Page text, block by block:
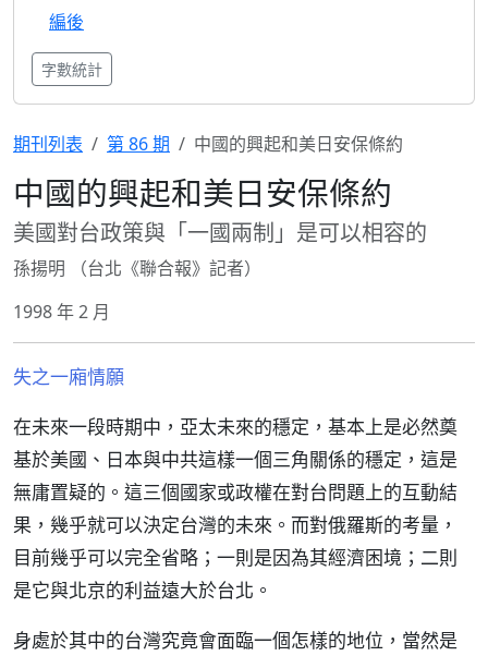
編後
字數統計
期刊列表 第 86 期 中國的興起和美日安保條約
中國的興起和美日安保條約
美國對台政策與「一國兩制」是可以相容的
孫揚明 （台北《聯合報》記者）
1998 年 2 月
失之一廂情願
在未來一段時期中，亞太未來的穩定，基本上是必然奠
基於美國、日本與中共這樣一個三角關係的穩定，這是
無庸置疑的。這三個國家或政權在對台問題上的互動結
果，幾乎就可以決定台灣的未來。而對俄羅斯的考量，
目前幾乎可以完全省略；一則是因為其經濟困境；二則
是它與北京的利益遠大於台北。
身處於其中的台灣究竟會面臨一個怎樣的地位，當然是